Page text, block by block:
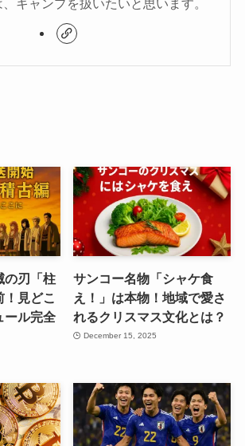
キャンプを扱いたいと思います。
の刃「柱
見どこ
ール完全
サンコー名物「シャケ食
え！」は本物！地域で愛さ
れるクリスマス文化とは？
December 15, 2025